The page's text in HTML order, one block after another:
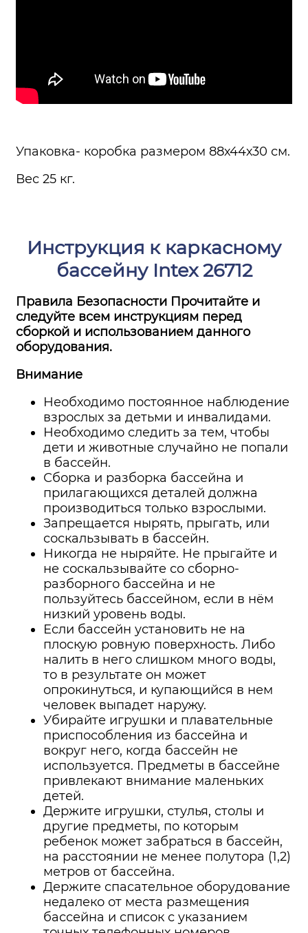
Упаковка- коробка размером 88х44х30 см.
Вес 25 кг.
Инструкция к каркасному
бассейну Intex 26712
Правила Безопасности Прочитайте и
следуйте всем инструкциям перед
сборкой и использованием данного
оборудования.
Внимание
Необходимо постоянное наблюдение
взрослых за детьми и инвалидами.
Необходимо следить за тем, чтобы
дети и животные случайно не попали
в бассейн.
Сборка и разборка бассейна и
прилагающихся деталей должна
производиться только взрослыми.
Запрещается нырять, прыгать, или
соскальзывать в бассейн.
Никогда не ныряйте. Не прыгайте и
не соскальзывайте со сборно-
разборного бассейна и не
пользуйтесь бассейном, если в нём
низкий уровень воды.
Если бассейн установить не на
плоскую ровную поверхность. Либо
налить в него слишком много воды,
то в результате он может
опрокинуться, и купающийся в нем
человек выпадет наружу.
Убирайте игрушки и плавательные
приспособления из бассейна и
вокруг него, когда бассейн не
используется. Предметы в бассейне
привлекают внимание маленьких
детей.
Держите игрушки, стулья, столы и
другие предметы, по которым
ребенок может забраться в бассейн,
на расстоянии не менее полутора (1,2)
метров от бассейна.
Держите спасательное оборудование
недалеко от места размещения
бассейна и список с указанием